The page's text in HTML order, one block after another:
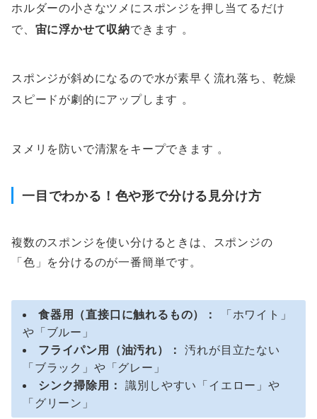
ホルダーの小さなツメにスポンジを押し当てるだけ
で、 宙に浮かせて収納できます 。
スポンジが斜めになるので水が素早く流れ落ち、乾燥
スピードが劇的にアップします 。
ヌメリを防いで清潔をキープできます 。
一目でわかる！色や形で分ける見分け方
複数のスポンジを使い分けるときは、スポンジの
「色」を分けるのが一番簡単です。
食器用（直接口に触れるもの）：
「ホワイト」
や「ブルー」
フライパン用（油汚れ）： 汚れが目立たない
「ブラック」や「グレー」
シンク掃除用： 識別しやすい「イエロー」や
「グリーン」